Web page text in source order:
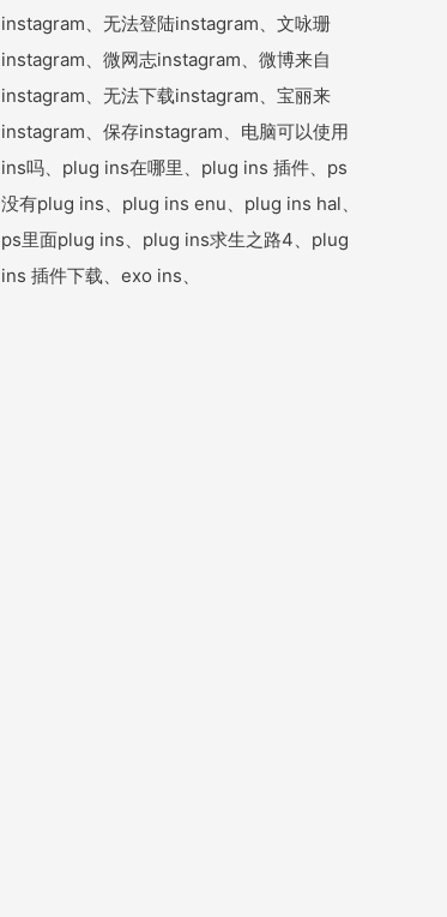
instagram、无法登陆instagram、文咏珊
instagram、微网志instagram、微博来自
instagram、无法下载instagram、宝丽来
instagram、保存instagram、电脑可以使用
ins吗、plug ins在哪里、plug ins 插件、ps
没有plug ins、plug ins enu、plug ins hal、
ps里面plug ins、plug ins求生之路4、plug
ins 插件下载、exo ins、